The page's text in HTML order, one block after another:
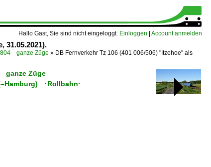
Hallo Gast, Sie sind nicht eingeloggt. Einloggen Account anmelden
31.05.2021).
804 ganze Züge » DB Fernverkehr Tz 106 (401 006/506) "Itzehoe" als
ganze Züge
·Rollbahn·